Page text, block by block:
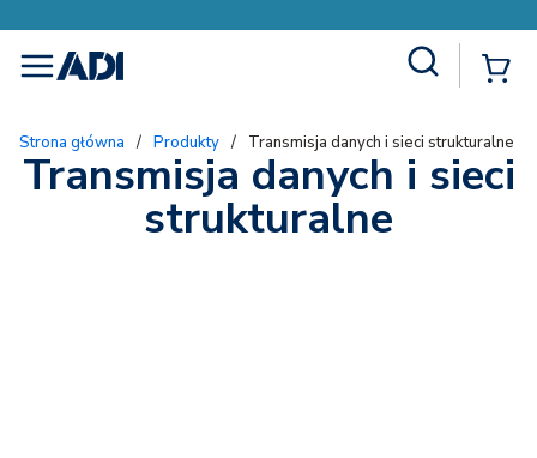
menu
Strona główna / Produkty / Transmisja danych i sieci strukturalne
Transmisja danych i sieci
strukturalne